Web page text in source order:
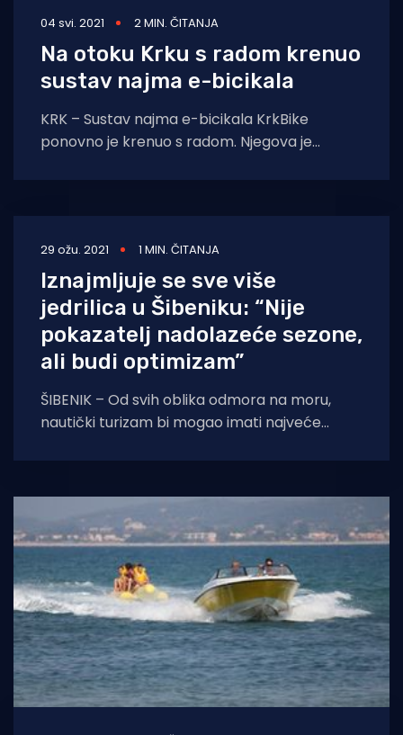
04 svi. 2021 2 MIN. ČITANJA
Na otoku Krku s radom krenuo
sustav najma e-bicikala
KRK – Sustav najma e-bicikala KrkBike
ponovno je krenuo s radom. Njegova je
infrastrukture, odnosno
29 ožu. 2021 1 MIN. ČITANJA
Iznajmljuje se sve više
jedrilica u Šibeniku: “Nije
pokazatelj nadolazeće sezone,
ali budi optimizam”
ŠIBENIK – Od svih oblika odmora na moru,
nautički turizam bi mogao imati najveće